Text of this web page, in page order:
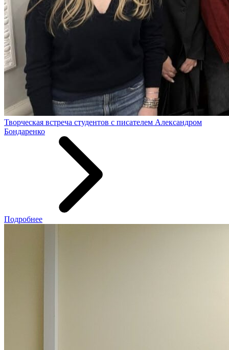
Творческая встреча студентов с писателем Александром
Бондаренко
Подробнее